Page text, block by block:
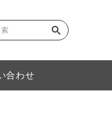
合わせ